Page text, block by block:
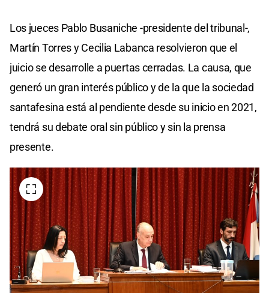
Los jueces Pablo Busaniche -presidente del tribunal-,
Martín Torres y Cecilia Labanca resolvieron que el
juicio se desarrolle a puertas cerradas. La causa, que
generó un gran interés público y de la que la sociedad
santafesina está al pendiente desde su inicio en 2021,
tendrá su debate oral sin público y sin la prensa
presente.